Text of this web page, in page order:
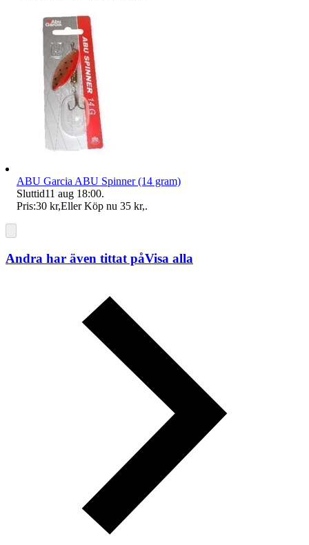
ABU Garcia ABU Spinner (14 gram)
Sluttid11 aug 18:00.
Pris:30 kr,Eller Köp nu 35 kr,.
Andra har även tittat påVisa alla